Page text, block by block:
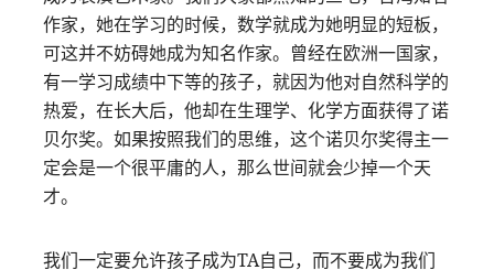
作家，她在学习的时候，数学就成为她明显的短板，
可这并不妨碍她成为知名作家。曾经在欧洲一国家，
有一学习成绩中下等的孩子，就因为他对自然科学的
热爱，在长大后，他却在生理学、化学方面获得了诺
贝尔奖。如果按照我们的思维，这个诺贝尔奖得主一
定会是一个很平庸的人，那么世间就会少掉一个天
才。
我们一定要允许孩子成为TA自己，而不要成为我们